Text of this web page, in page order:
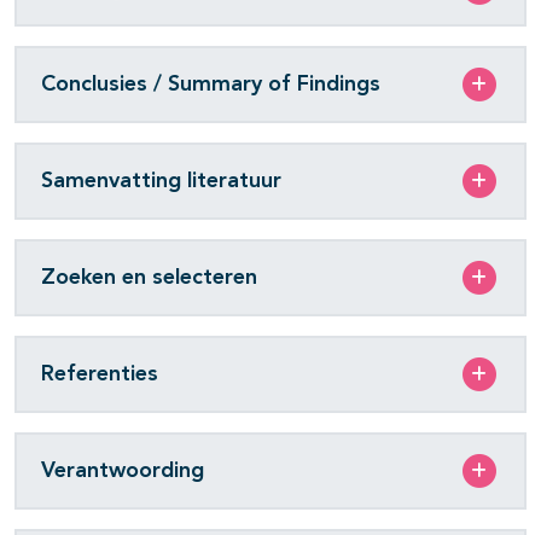
Conclusies / Summary of Findings
Samenvatting literatuur
Zoeken en selecteren
Referenties
Verantwoording